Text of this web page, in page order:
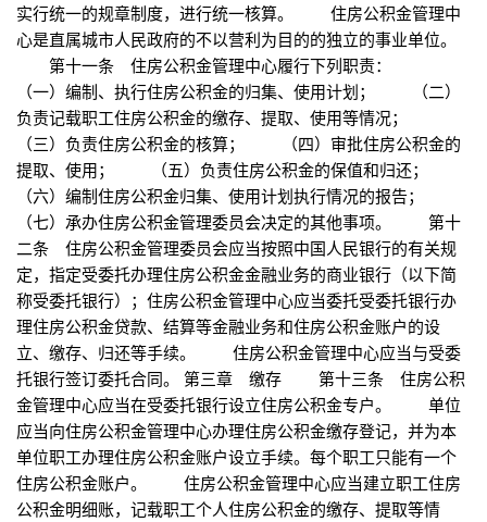
实行统一的规章制度，进行统一核算。 住房公积金管理中
心是直属城市人民政府的不以营利为目的的独立的事业单位。
第十一条 住房公积金管理中心履行下列职责：
（一）编制、执行住房公积金的归集、使用计划； （二）
负责记载职工住房公积金的缴存、提取、使用等情况；
（三）负责住房公积金的核算； （四）审批住房公积金的
提取、使用； （五）负责住房公积金的保值和归还；
（六）编制住房公积金归集、使用计划执行情况的报告；
（七）承办住房公积金管理委员会决定的其他事项。 第十
二条 住房公积金管理委员会应当按照中国人民银行的有关规
定，指定受委托办理住房公积金金融业务的商业银行（以下简
称受委托银行）；住房公积金管理中心应当委托受委托银行办
理住房公积金贷款、结算等金融业务和住房公积金账户的设
立、缴存、归还等手续。 住房公积金管理中心应当与受委
托银行签订委托合同。 第三章 缴存 第十三条 住房公积
金管理中心应当在受委托银行设立住房公积金专户。 单位
应当向住房公积金管理中心办理住房公积金缴存登记，并为本
单位职工办理住房公积金账户设立手续。每个职工只能有一个
住房公积金账户。 住房公积金管理中心应当建立职工住房
公积金明细账，记载职工个人住房公积金的缴存、提取等情